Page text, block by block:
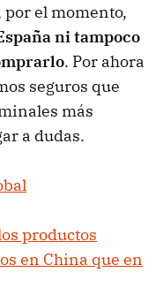
por el momento,
ni tampoco
. Por ahora
seguros que
más
a dudas.
productos
en China que en